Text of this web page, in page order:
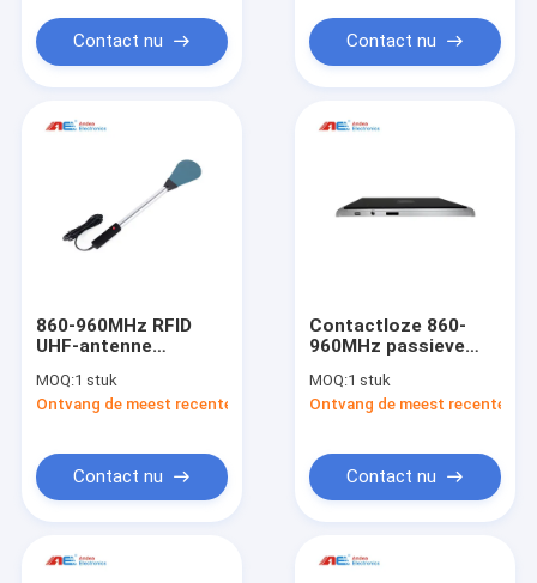
Reader Schrijver
Contact nu Contact nu
860-960MHz RFID
UHF-antenne
handantenne met
hoge prestaties voor
MOQ:1 stuk
Ontvang de meest recente Prijs
Contact nu
Contactloze 860-
960MHz passieve
automatische
bibliotheekproductielijn
MOQ:1 stuk
Ontvang de meest recente
Contact nu